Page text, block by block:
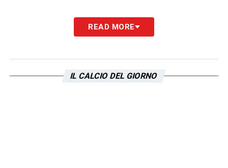
Questo servirà infatti ai biancocelesti
sera, per aggredire la partita e portare a casa
sconfitta, potrebbero allontanare in maniera
READ MORE
IL CALCIO DEL GIORNO